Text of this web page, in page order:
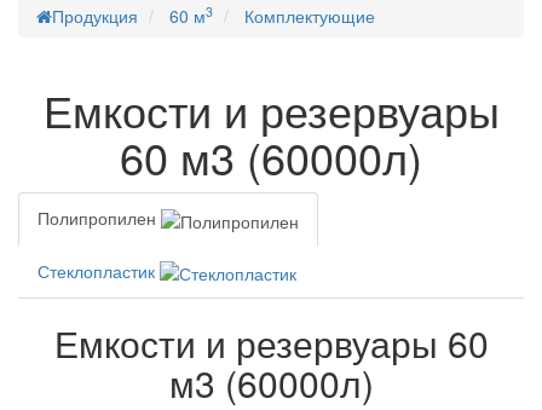
Продукция 60 м3 Комплектующие
Емкости и резервуары
60 м3 (60000л)
Полипропилен
Стеклопластик
Емкости и резервуары 60
м3 (60000л)